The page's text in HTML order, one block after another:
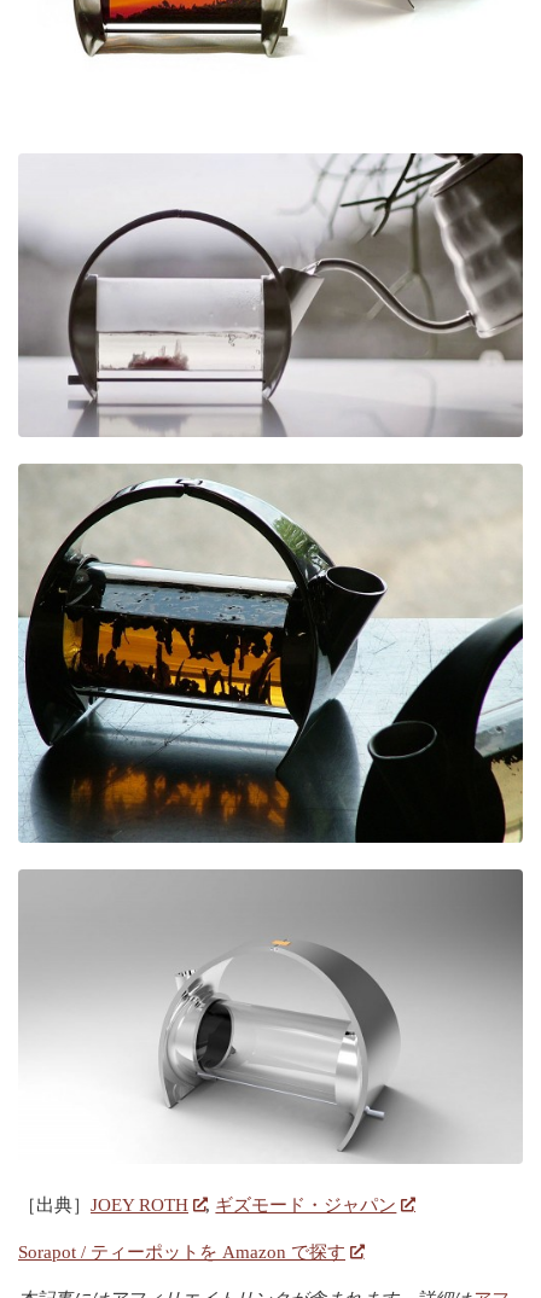
［出典］ JOEY ROTH , ギズモード・ジャパン
Sorapot / ティーポットを Amazon で探す